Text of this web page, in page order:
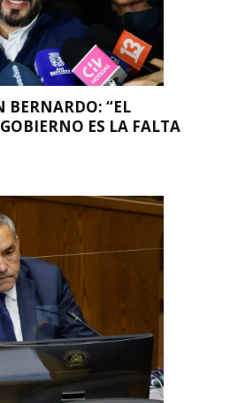
BERNARDO: “EL
ES LA FALTA